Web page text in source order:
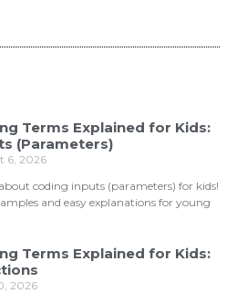
Terms Explained for Kids:
(Parameters)
6, 2026
coding inputs (parameters) for kids!
and easy explanations for young
Terms Explained for Kids:
2026